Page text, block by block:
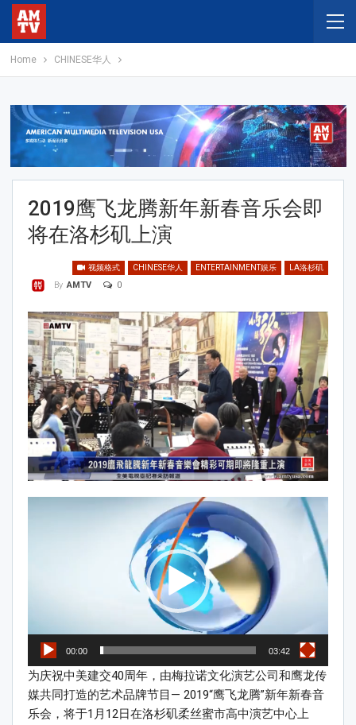
Home CHINESE华人
2019鹰飞龙腾新年新春音乐会即
将在洛杉矶上演
视频格式 CHINESE华人 ENTERTAINMENT娱乐 LA洛杉矶
By AMTV 0
00:00 03:42
为庆祝中美建交40周年，由梅拉诺文化演艺公司和鹰龙传
媒共同打造的艺术品牌节目— 2019“鹰飞龙腾”新年新春音
乐会，将于1月12日在洛杉矶柔丝蜜市高中演艺中心上